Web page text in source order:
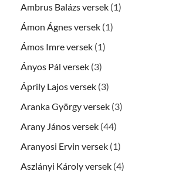
Ambrus Balázs versek (1)
Ámon Ágnes versek (1)
Ámos Imre versek (1)
Ányos Pál versek (3)
Áprily Lajos versek (3)
Aranka György versek (3)
Arany János versek (44)
Aranyosi Ervin versek (1)
Aszlányi Károly versek (4)